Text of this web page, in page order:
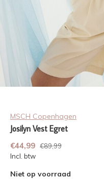
MSCH Copenhagen
Josilyn Vest Egret
€44,99 €89,99
Incl. btw
Niet op voorraad